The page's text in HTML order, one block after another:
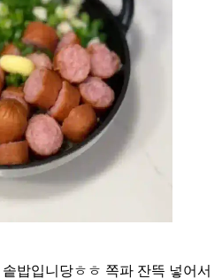
밥입니당ㅎㅎ 쪽파 잔뜩 넣어서